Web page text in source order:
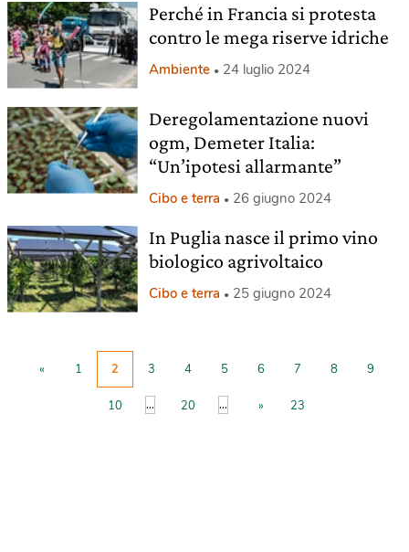
Perché in Francia si protesta
contro le mega riserve idriche
Ambiente 24 luglio 2024
Deregolamentazione nuovi
ogm, Demeter Italia:
“Un’ipotesi allarmante”
Cibo e terra 26 giugno 2024
In Puglia nasce il primo vino
biologico agrivoltaico
Cibo e terra 25 giugno 2024
« 1 2 3 4 5 6 7 8 9
10 ... 20 ... » 23